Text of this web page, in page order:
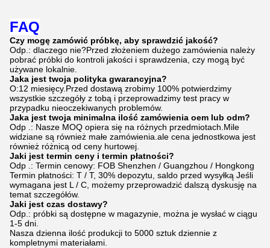
FAQ
Czy mogę zamówić próbkę, aby sprawdzić jakość?
Odp.: dlaczego nie?Przed złożeniem dużego zamówienia należy
pobrać próbki do kontroli jakości i sprawdzenia, czy mogą być
używane lokalnie.
Jaka jest twoja polityka gwarancyjna?
O:12 miesięcy.Przed dostawą zrobimy 100% potwierdzimy
wszystkie szczegóły z tobą i przeprowadzimy test pracy w
przypadku nieoczekiwanych problemów.
Jaka jest twoja minimalna ilość zamówienia oem lub odm?
Odp .: Nasze MOQ opiera się na różnych przedmiotach.Mile
widziane są również małe zamówienia.ale cena jednostkowa jest
również różnicą od ceny hurtowej.
Jaki jest termin ceny i termin płatności?
Odp .: Termin cenowy: FOB Shenzhen / Guangzhou / Hongkong
Termin płatności: T / T, 30% depozytu, saldo przed wysyłką Jeśli
wymagana jest L / C, możemy przeprowadzić dalszą dyskusję na
temat szczegółów.
Jaki jest czas dostawy?
Odp.: próbki są dostępne w magazynie, można je wysłać w ciągu
1-5 dni.
Nasza dzienna ilość produkcji to 5000 sztuk dziennie z
kompletnymi materiałami.